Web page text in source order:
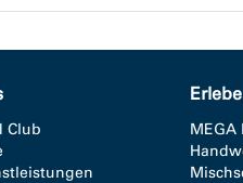
Club
MEGA